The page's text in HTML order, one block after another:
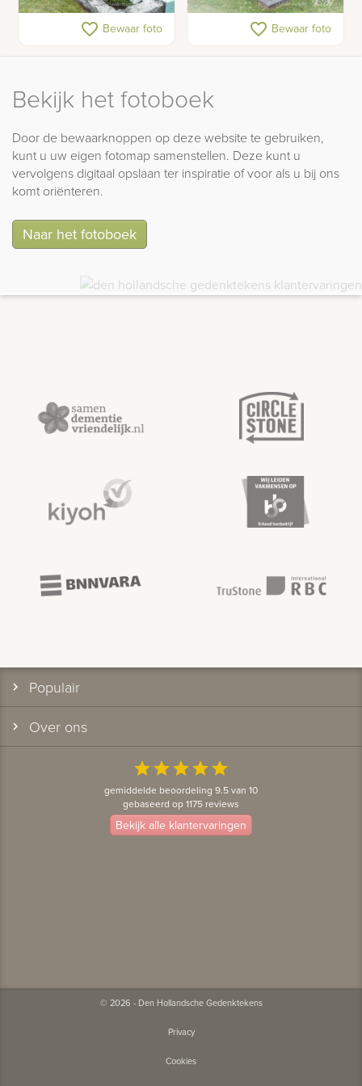
Grafsteen met water van
favorite_border Bewaar foto Leisteen grafsteen
favorite_border Bewaar foto
Bekijk het fotoboek
Door de bewaarknoppen op deze website te gebruiken,
kunt u uw eigen fotomap samenstellen. Deze kunt u
vervolgens digitaal opslaan ter inspiratie of voor als u bij ons
komt oriënteren.
Naar het fotoboek
Populair
Over ons
starstarstarstarstar
gemiddelde beoordeling 9.5 van 10
gebaseerd op 1175 reviews
Bekijk alle klantervaringen
© 2026 - Den Hollandsche Gedenktekens
Privacy
Cookies